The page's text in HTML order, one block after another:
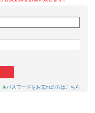
パスワードをお忘れの方はこちら